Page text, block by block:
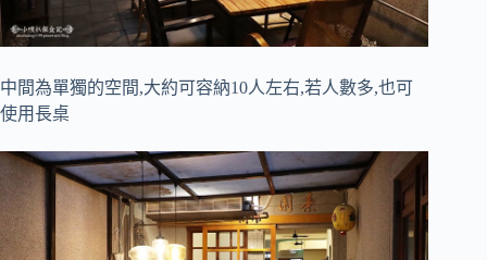
中間為單獨的空間,大約可容納10人左右,若人數多,也可
使用長桌